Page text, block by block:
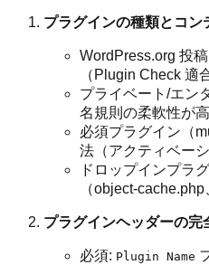
プラグインの種類とコン
WordPress.org 投
（Plugin Check 適
プライベート/エン
名規則の柔軟性が
必須プラグイン（
法（アクティベー
ドロップインプラ
（object-
プラグインヘッダーの完
必須: Plugin Name